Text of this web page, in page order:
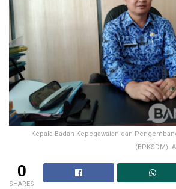
Kepala Badan Kepegawaian dan
(BPKSDM),
0
SHARES